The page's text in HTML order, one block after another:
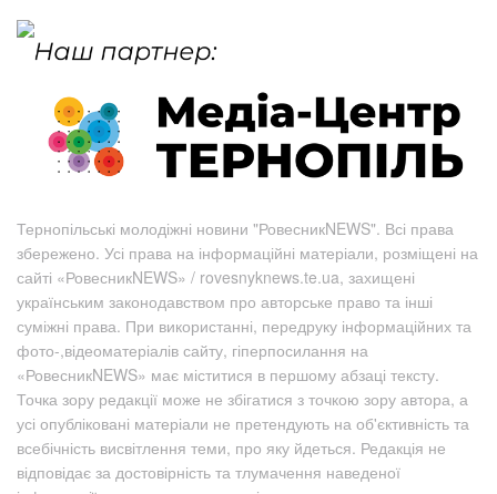
Тернопільські молодіжні новини "РовесникNEWS". Всі права
збережено. Усі права на інформаційні матеріали, розміщені на
сайті «РовесникNEWS» / rovesnyknews.te.ua, захищені
українським законодавством про авторське право та інші
суміжні права. При використанні, передруку інформаційних та
фото-,відеоматеріалів сайту, гіперпосилання на
«РовесникNEWS» має міститися в першому абзаці тексту.
Точка зору редакції може не збігатися з точкою зору автора, а
усі опубліковані матеріали не претендують на об'єктивність та
всебічність висвітлення теми, про яку йдеться. Редакція не
відповідає за достовірність та тлумачення наведеної